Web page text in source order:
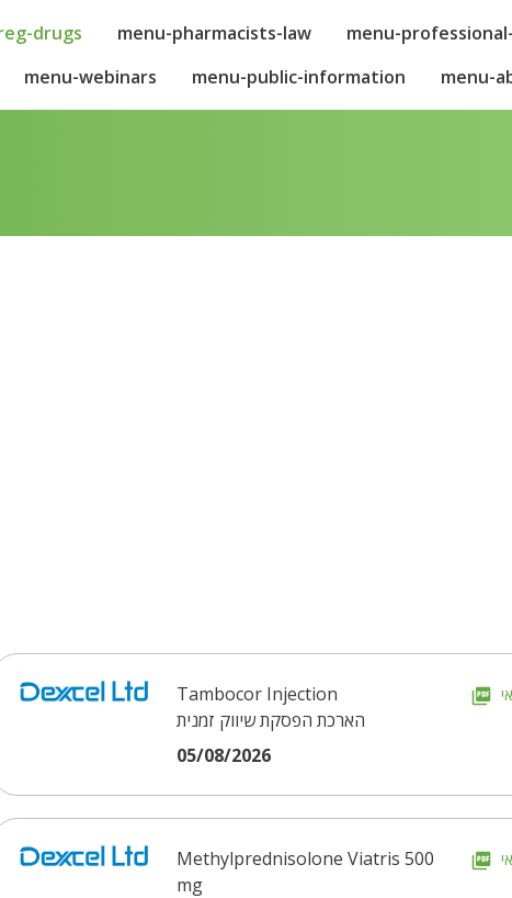
drugs menu-pharmacists-law
menu-
menu-webinars menu-public-information menu-
Tambocor Injection
הארכת הפסקת שיווק זמנית
05/08/2026
Methylprednisolone Viatris 500
mg